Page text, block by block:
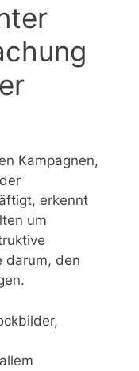
Kampagnen,
erkennt
um
darum, den